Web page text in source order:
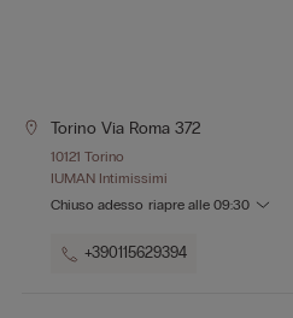
Torino Via Roma 372
10121 Torino
IUMAN Intimissimi
Chiuso adesso riapre alle 09:30
+390115629394